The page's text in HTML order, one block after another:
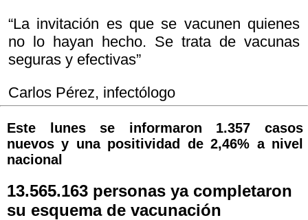
“La invitación es que se vacunen quienes
no lo hayan hecho. Se trata de vacunas
seguras y efectivas”
Carlos Pérez, infectólogo
Este lunes se informaron 1.357 casos
nuevos y una positividad de 2,46% a nivel
nacional
13.565.163 personas ya completaron
su esquema de vacunación